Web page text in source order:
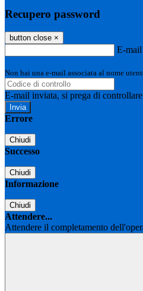
Recupero password
button close ×
E-mail
Non hai una e-mail associata al nome
E-mail inviata, si prega di
Errore
Chiudi
Successo
Chiudi
Informazione
Chiudi
Attendere...
Attendere il completamento